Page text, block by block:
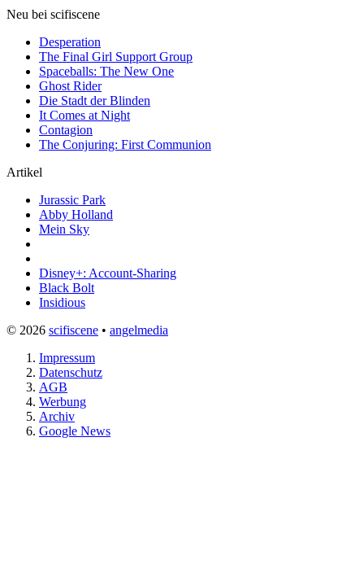
Neu bei scifiscene
Desperation
The Final Girl Support Group
Spaceballs: The New One
Ghost Rider
Die Stadt der Blinden
It Comes at Night
Contagion
The Conjuring: First Communion
Artikel
Jurassic Park
Abby Holland
Mein Sky
Disney+: Account-Sharing
Black Bolt
Insidious
© 2026 scifiscene • angelmedia
Impressum
Datenschutz
AGB
Werbung
Archiv
Google News